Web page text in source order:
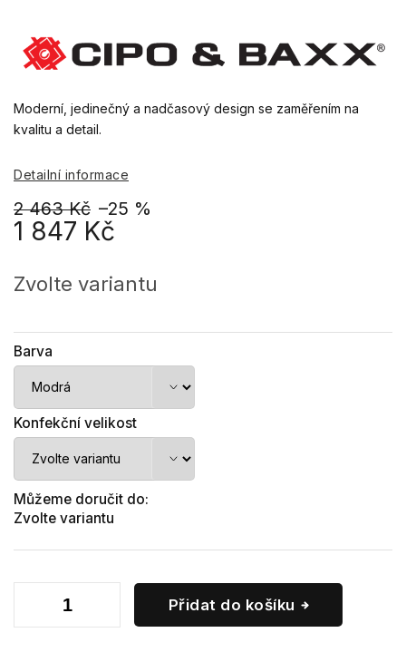
2 463 Kč –25 %
1 847 Kč
cena:
Zvolte variantu
Barva
Konfekční velikost
Můžeme doručit do:
Zvolte variantu
Přidat do košíku
Moderní, jedinečný a nadčasový design se zaměřením na
kvalitu a detail.
Detailní informace